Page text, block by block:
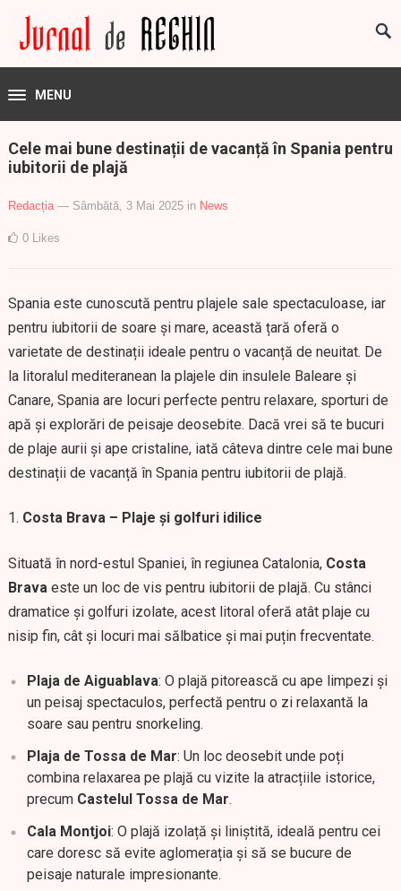
MENU
Cele mai bune destinații de vacanță în Spania pentru
iubitorii de plajă
Redacția — Sâmbătă, 3 Mai 2025 in News
0 Likes
Spania este cunoscută pentru plajele sale spectaculoase, iar
pentru iubitorii de soare și mare, această țară oferă o
varietate de destinații ideale pentru o vacanță de neuitat. De
la litoralul mediteranean la plajele din insulele Baleare și
Canare, Spania are locuri perfecte pentru relaxare, sporturi de
apă și explorări de peisaje deosebite. Dacă vrei să te bucuri
de plaje aurii și ape cristaline, iată câteva dintre cele mai bune
destinații de vacanță în Spania pentru iubitorii de plajă.
Costa Brava – Plaje și golfuri idilice
Situată în nord-estul Spaniei, în regiunea Catalonia, Costa
Bravaeste un loc de vis pentru iubitorii de plajă. Cu stânci
dramatice și golfuri izolate, acest litoral oferă atât plaje cu
nisip fin, cât și locuri mai sălbatice și mai puțin frecventate.
Plaja de Aiguablava: O plajă pitorească cu ape limpezi și
un peisaj spectaculos, perfectă pentru o zi relaxantă la
soare sau pentru snorkeling.
Plaja de Tossa de Mar: Un loc deosebit unde poți
combina relaxarea pe plajă cu vizite la atracțiile istorice,
precum Castelul Tossa de Mar.
Cala Montjoi: O plajă izolață și liniștită, ideală pentru cei
care doresc să evite aglomerația și să se bucure de
peisaje naturale impresionante.